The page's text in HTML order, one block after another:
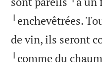
╵enchevêtrées.
de vin, ils seront
╵comme du